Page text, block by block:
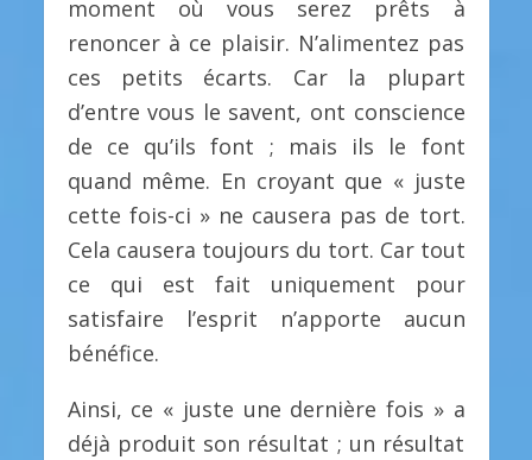
moment où vous serez prêts à
renoncer à ce plaisir. N’alimentez pas
ces petits écarts. Car la plupart
d’entre vous le savent, ont conscience
de ce qu’ils font ; mais ils le font
quand même. En croyant que « juste
cette fois-ci » ne causera pas de tort.
Cela causera toujours du tort. Car tout
ce qui est fait uniquement pour
satisfaire l’esprit n’apporte aucun
bénéfice.
Ainsi, ce « juste une dernière fois » a
déjà produit son résultat ; un résultat